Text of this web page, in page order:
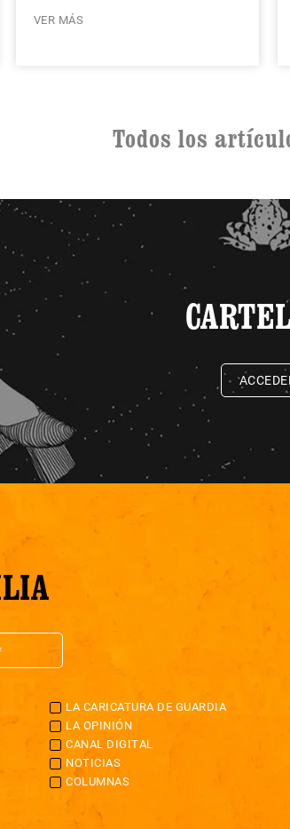
VER MÁS
Todos los
LA CARICATURA DE GUARDIA
LA OPINIÓN
CANAL DIGITAL
NOTICIAS
COLUMNAS